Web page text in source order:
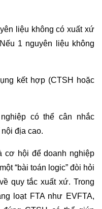
liệu không có xuất xứ
1 nguyên liệu không
kết hợp (CTSH hoặc
có thể cân nhắc
địa cao.
cơ hội để doanh nghiệp
“bài toán logic” đòi hỏi
quy tắc xuất xứ. Trong
loạt FTA như EVFTA,